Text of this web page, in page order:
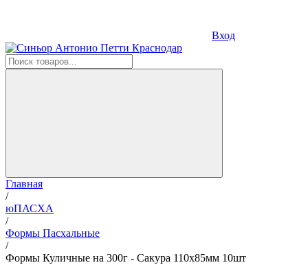
Вход
Главная
/
юПАСХА
/
Формы Пасхальные
/
Формы Куличные на 300г - Сакура 110х85мм 10шт